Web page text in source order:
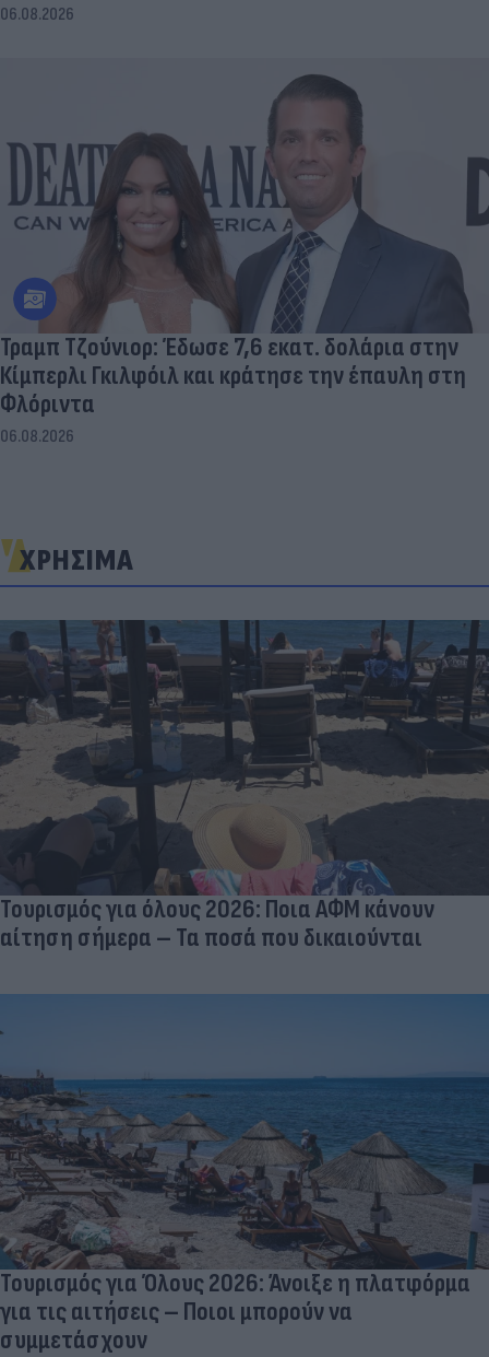
06.08.2026
Τραμπ Τζούνιορ: Έδωσε 7,6 εκατ. δολάρια στην
Κίμπερλι Γκιλφόιλ και κράτησε την έπαυλη στη
Φλόριντα
06.08.2026
ΧΡΗΣΙΜΑ
Τουρισμός για όλους 2026: Ποια ΑΦΜ κάνουν
αίτηση σήμερα – Τα ποσά που δικαιούνται
Τουρισμός για Όλους 2026: Άνοιξε η πλατφόρμα
για τις αιτήσεις – Ποιοι μπορούν να
συμμετάσχουν